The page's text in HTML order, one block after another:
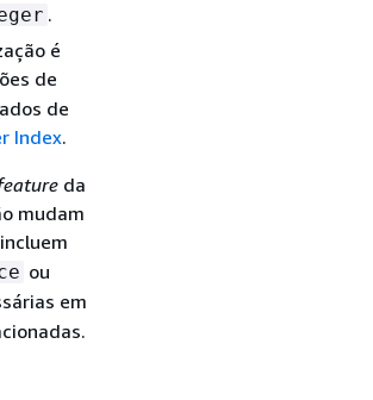
.
é
de
de
Index.
da
mudam
ou
em